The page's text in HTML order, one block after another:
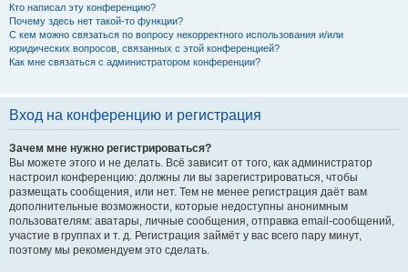
Кто написал эту конференцию?
Почему здесь нет такой-то функции?
С кем можно связаться по вопросу некорректного использования и/или
юридических вопросов, связанных с этой конференцией?
Как мне связаться с администратором конференции?
Вход на конференцию и регистрация
Зачем мне нужно регистрироваться?
Вы можете этого и не делать. Всё зависит от того, как администратор
настроил конференцию: должны ли вы зарегистрироваться, чтобы
размещать сообщения, или нет. Тем не менее регистрация даёт вам
дополнительные возможности, которые недоступны анонимным
пользователям: аватары, личные сообщения, отправка email-сообщений,
участие в группах и т. д. Регистрация займёт у вас всего пару минут,
поэтому мы рекомендуем это сделать.